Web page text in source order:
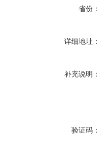
省份：
详细地址：
补充说明：
验证码：